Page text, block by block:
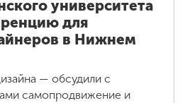
университета
для
в Нижнем
— обсудили с
самопродвижение и